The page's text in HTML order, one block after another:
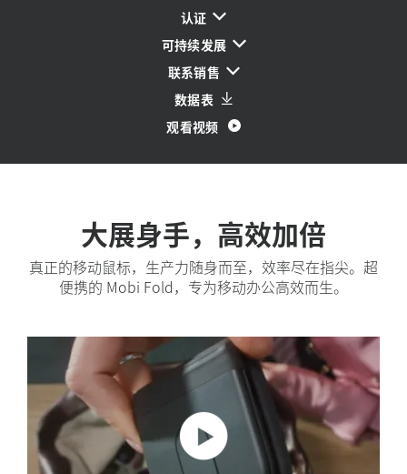
认证
可持续发展
联系销售
数据表
观看视频
大展身手，高效加倍
真正的移动鼠标，生产力随身而至，效率尽在指尖。超
便携的 Mobi Fold，专为移动办公高效而生。